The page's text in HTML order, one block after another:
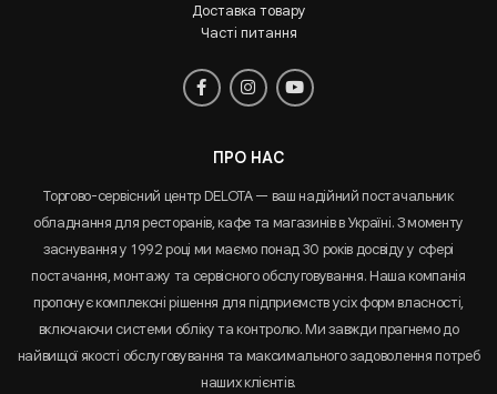
Доставка товару
Часті питання
ПРО НАС
Торгово-сервісний центр DELOTA — ваш надійний постачальник
обладнання для ресторанів, кафе та магазинів в Україні. З моменту
заснування у 1992 році ми маємо понад 30 років досвіду у сфері
постачання, монтажу та сервісного обслуговування. Наша компанія
пропонує комплексні рішення для підприємств усіх форм власності,
включаючи системи обліку та контролю. Ми завжди прагнемо до
найвищої якості обслуговування та максимального задоволення потреб
наших клієнтів.